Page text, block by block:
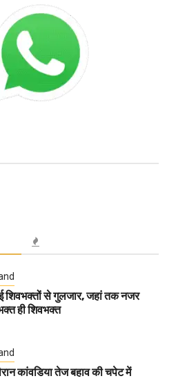
शिवभक्तों से गुलजार, जहां तक नजर
ही शिवभक्त
कांवडिया तेज बहाव की चपेट में